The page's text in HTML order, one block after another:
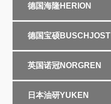
德国海隆HERION
德国宝硕BUSCHJOST
英国诺冠NORGREN
日本油研YUKEN